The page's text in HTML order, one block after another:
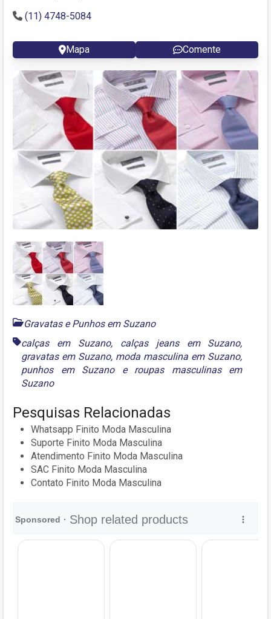
(11) 4748-5084
Mapa Comente
Gravatas e Punhos em Suzano
calças em Suzano, calças jeans em Suzano,
gravatas em Suzano, moda masculina em Suzano,
punhos em Suzanoe roupas masculinas em
Suzano
Pesquisas Relacionadas
Whatsapp Finito Moda Masculina
Suporte Finito Moda Masculina
Atendimento Finito Moda Masculina
SAC Finito Moda Masculina
Contato Finito Moda Masculina